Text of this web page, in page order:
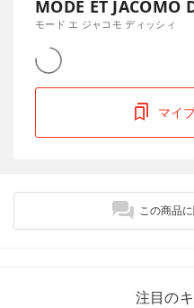
MODE ET JACOMO
モード エ ジャコモ ディッシィ
マイ
この商品
注目の